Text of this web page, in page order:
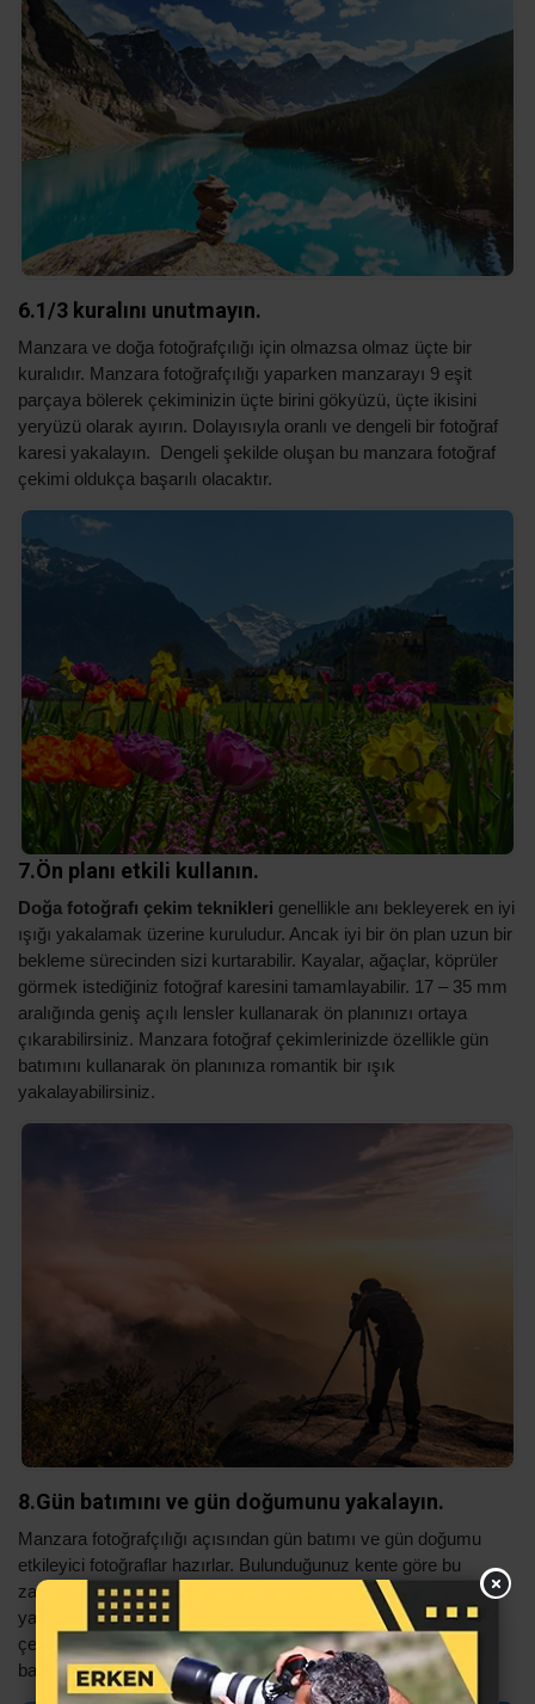
6.1/3 kuralını unutmayın.
Manzara ve doğa fotoğrafçılığı için olmazsa olmaz üçte bir
kuralıdır. Manzara fotoğrafçılığı yaparken manzarayı 9 eşit
parçaya bölerek çekiminizin üçte birini gökyüzü, üçte ikisini
yeryüzü olarak ayırın. Dolayısıyla oranlı ve dengeli bir fotoğraf
karesi yakalayın. Dengeli şekilde oluşan bu manzara fotoğraf
çekimi oldukça başarılı olacaktır.
7.Ön planı etkili kullanın.
Doğa fotoğrafı çekim teknikleri genellikle anı bekleyerek en iyi
ışığı yakalamak üzerine kuruludur. Ancak iyi bir ön plan uzun bir
bekleme sürecinden sizi kurtarabilir. Kayalar, ağaçlar, köprüler
görmek istediğiniz fotoğraf karesini tamamlayabilir. 17 – 35 mm
aralığında geniş açılı lensler kullanarak ön planınızı ortaya
çıkarabilirsiniz. Manzara fotoğraf çekimlerinizde özellikle gün
batımını kullanarak ön planınıza romantik bir ışık
yakalayabilirsiniz.
8.Gün batımını ve gün doğumunu yakalayın.
Manzara fotoğrafçılığı açısından gün batımı ve gün doğumu
etkileyici fotoğraflar hazırlar. Bulunduğunuz kente göre bu
zamanları takip ederek hareket ederseniz iyi bir görüntü
yakalarsınız. Güneş doğmadan ve batmadan önce seçtiğiniz
çekim mekanında ekipmanlarınızı kurun ve güneş doğana ve
batana kadar çekebildiğiniz kadar çok fotoğraf çekin.